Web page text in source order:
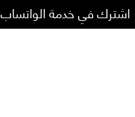
اشترك في خدمة الواتساب